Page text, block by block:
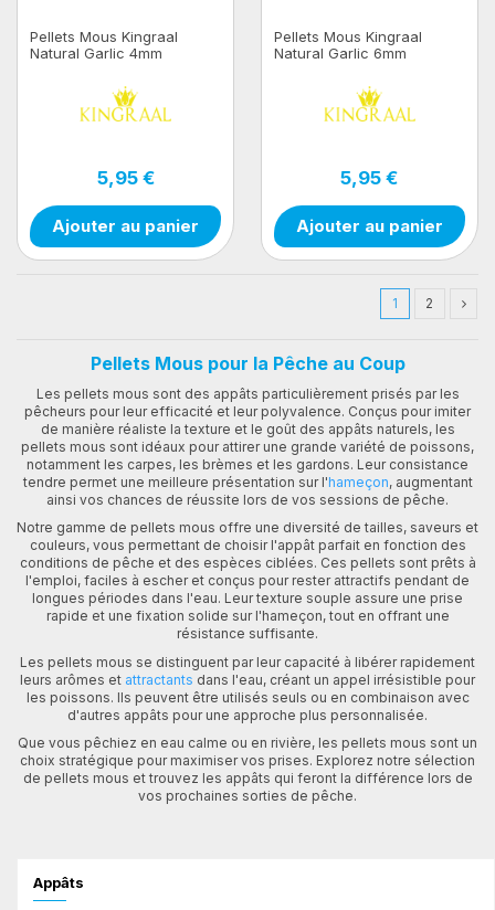
Pellets Mous Kingraal
Natural Garlic 4mm
5,95 €
Ajouter au panier
Pellets Mous Kingraal
Natural Garlic 6mm
5,95 €
Ajouter au panier
1 2
Pellets Mous pour la Pêche au Coup
Les pellets mous sont des appâts particulièrement prisés par les
pêcheurs pour leur efficacité et leur polyvalence. Conçus pour imiter
de manière réaliste la texture et le goût des appâts naturels, les
pellets mous sont idéaux pour attirer une grande variété de poissons,
notamment les carpes, les brèmes et les gardons. Leur consistance
tendre permet une meilleure présentation sur l'hameçon, augmentant
ainsi vos chances de réussite lors de vos sessions de pêche.
Notre gamme de pellets mous offre une diversité de tailles, saveurs et
couleurs, vous permettant de choisir l'appât parfait en fonction des
conditions de pêche et des espèces ciblées. Ces pellets sont prêts à
l'emploi, faciles à escher et conçus pour rester attractifs pendant de
longues périodes dans l'eau. Leur texture souple assure une prise
rapide et une fixation solide sur l'hameçon, tout en offrant une
résistance suffisante.
Les pellets mous se distinguent par leur capacité à libérer rapidement
leurs arômes et attractants dans l'eau, créant un appel irrésistible pour
les poissons. Ils peuvent être utilisés seuls ou en combinaison avec
d'autres appâts pour une approche plus personnalisée.
Que vous pêchiez en eau calme ou en rivière, les pellets mous sont un
choix stratégique pour maximiser vos prises. Explorez notre sélection
de pellets mous et trouvez les appâts qui feront la différence lors de
vos prochaines sorties de pêche.
Appâts